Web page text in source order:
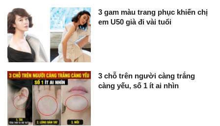
3 gam màu trang phục khiến chị
em U50 già đi vài tuổi
3 chỗ trên người càng trắng
càng yếu, số 1 ít ai nhìn